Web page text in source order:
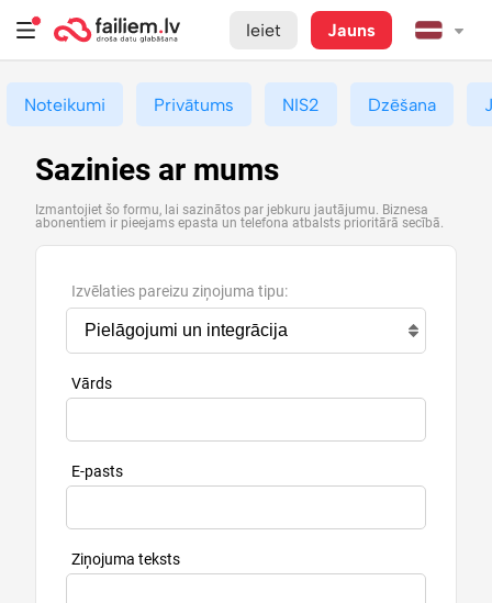
Ieiet Jauns
Noteikumi Privātums NIS2 Dzēšana
Sazinies ar mums
Izmantojiet šo formu, lai sazinātos par jebkuru jautājumu. Biznesa
abonentiem ir pieejams epasta un telefona atbalsts prioritārā secībā.
Izvēlaties pareizu ziņojuma tipu:
Vārds
E-pasts
Ziņojuma teksts